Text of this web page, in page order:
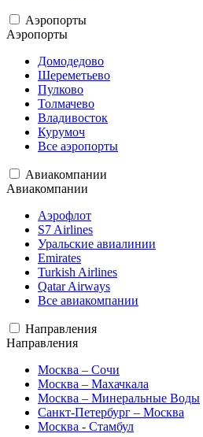
Аэропорты
Аэропорты
Домодедово
Шереметьево
Пулково
Толмачево
Владивосток
Курумоч
Все аэропорты
Авиакомпании
Авиакомпании
Аэрофлот
S7 Airlines
Уральские авиалинии
Emirates
Turkish Airlines
Qatar Airways
Все авиакомпании
Направления
Направления
Москва – Сочи
Москва – Махачкала
Москва – Минеральные Воды
Санкт-Петербург – Москва
Москва - Стамбул